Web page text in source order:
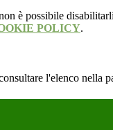
è possibile
POLICY.
l'elenco nella